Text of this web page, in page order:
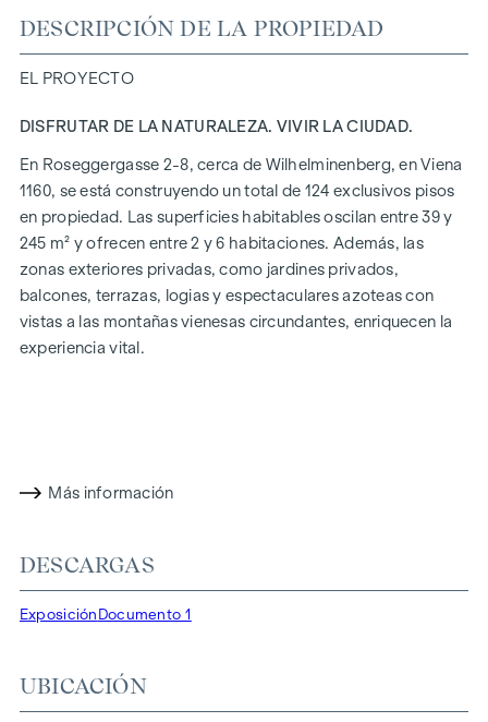
DESCRIPCIÓN DE LA PROPIEDAD
EL PROYECTO
DISFRUTAR DE LA NATURALEZA. VIVIR LA CIUDAD.
En Roseggergasse 2-8, cerca de Wilhelminenberg, en Viena
1160, se está construyendo un total de 124 exclusivos pisos
en propiedad. Las superficies habitables oscilan entre 39 y
245 m² y ofrecen entre 2 y 6 habitaciones. Además, las
zonas exteriores privadas, como jardines privados,
balcones, terrazas, logias y espectaculares azoteas con
vistas a las montañas vienesas circundantes, enriquecen la
experiencia vital.
propiedad no sólo ofrece menores costes energéticos y una
iluminación. Los residentes se benefician de una ubicación
ideal, a pocos minutos a pie de las estaciones de metro
"Ottakring" y "Kendlerstraße", que ofrecen una conexión
NATURALEZA Y CALIDAD DE VIDA
Más información
DESCARGAS
Exposición Documento 1
UBICACIÓN